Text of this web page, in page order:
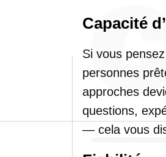
Capacité
Si vous
personnes
approches
questions,
— cela vous